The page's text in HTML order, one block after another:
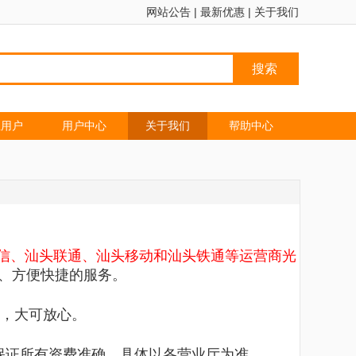
网站公告 | 最新优惠 | 关于我们
搜索
户 用户中心 关于我们 帮助中心
、汕头联通、汕头移动和汕头铁通等运营商光
方便快捷的服务。
大可放心。